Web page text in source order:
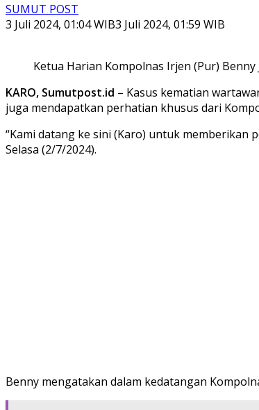
SUMUT POST
3 Juli 2024, 01:04 WIB3 Juli 2024, 01:59 WIB
Ketua Harian Kompolnas Irjen (Pur)
KARO, Sumutpost.id – Kasus kematian
juga mendapatkan perhatian khusus dari
“Kami datang ke sini (Karo) untuk memberikan
Selasa (2/7/2024).
Benny mengatakan dalam kedatangan